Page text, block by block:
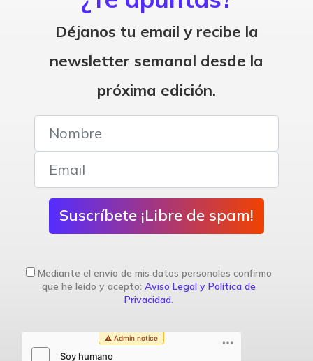
Déjanos tu email y recibe la
newsletter semanal desde la
próxima edición.
Suscríbete ¡Libre de spam!
Mediante el envío de mis datos personales confirmo
que he leído y acepto: Aviso Legal y Política de
Privacidad.